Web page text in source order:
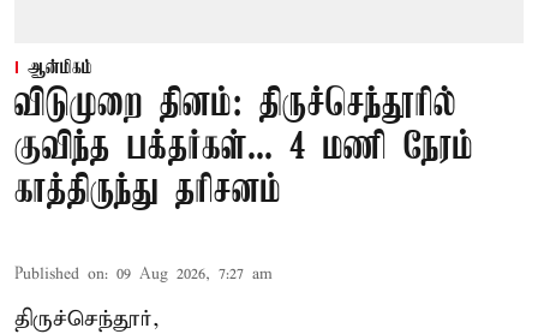
ஆன்மிகம்
விடுமுறை தினம்: திருச்செந்தூரில்
குவிந்த பக்தர்கள்... 4 மணி நேரம்
காத்திருந்து தரிசனம்
Published on: 09 Aug 2026, 7:27 am
திருச்செந்தூர்,